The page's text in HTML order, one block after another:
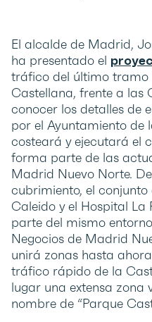
El alcalde de Madrid,
ha presentado el
tráfico del último tramo
Castellana, frente a las
conocer los detalles de
por el Ayuntamiento de
costeará y ejecutará el
forma parte de las
Madrid Nuevo Norte.
cubrimiento, el conjunto
Caleido y el Hospital
parte del mismo
Negocios de Madrid
unirá zonas hasta
tráfico rápido de la
lugar una extensa zona
nombre de “Parque